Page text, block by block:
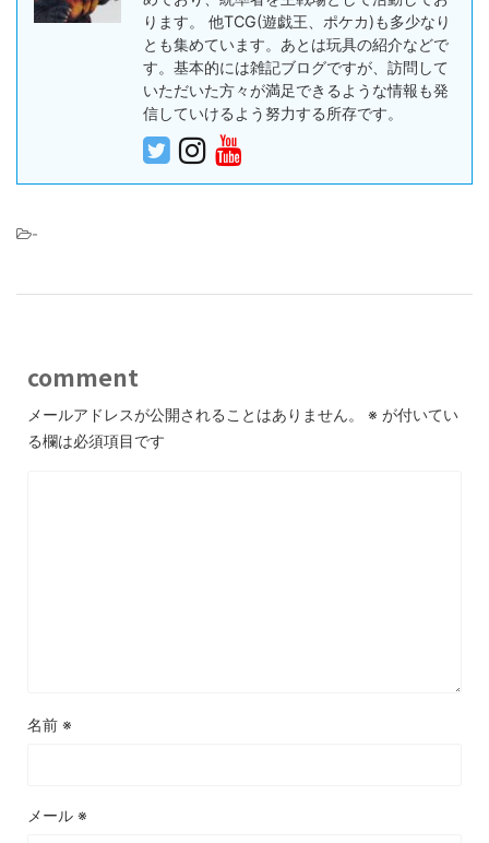
ります。 他TCG(遊戯王、ポケカ)も多少なり
とも集めています。あとは玩具の紹介などで
す。基本的には雑記ブログですが、訪問して
いただいた方々が満足できるような情報も発
信していけるよう努力する所存です。
-
comment
メールアドレスが公開されることはありません。 ※ が付いてい
る欄は必須項目です
名前 ※
メール ※